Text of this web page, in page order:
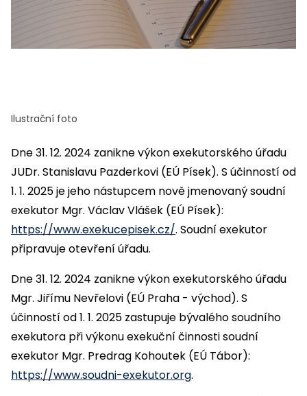
Ilustrační foto
Dne 31. 12. 2024 zanikne výkon exekutorského úřadu
JUDr. Stanislavu Pazderkovi (EÚ Písek). S účinností od
1. 1. 2025 je jeho nástupcem nově jmenovaný soudní
exekutor Mgr. Václav Vlášek (EÚ Písek):
https://www.exekucepisek.cz/. Soudní exekutor
připravuje otevření úřadu.
Dne 31. 12. 2024 zanikne výkon exekutorského úřadu
Mgr. Jiřímu Nevřelovi (EÚ Praha - východ). S
účinností od 1. 1. 2025 zastupuje bývalého soudního
exekutora při výkonu exekuční činnosti soudní
exekutor Mgr. Predrag Kohoutek (EÚ Tábor):
https://www.soudni-exekutor.org.